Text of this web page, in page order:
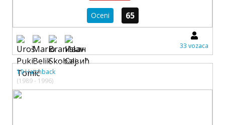
Oceni 65
33 vozaca
19 Hatchback
(1989 - 1996)